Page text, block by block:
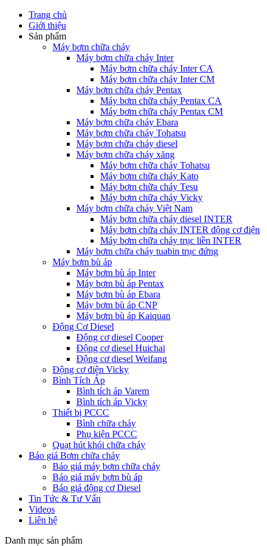
Trang chủ
Giới thiệu
Sản phẩm
Máy bơm chữa cháy
Máy bơm chữa cháy Inter
Máy bơm chữa cháy Inter CA
Máy bơm chữa cháy Inter CM
Máy bơm chữa cháy Pentax
Máy bơm chữa cháy Pentax CA
Máy bơm chữa cháy Pentax CM
Máy bơm chữa cháy Ebara
Máy bơm chữa cháy Tohatsu
Máy bơm chữa cháy diesel
Máy bơm chữa cháy xăng
Máy bơm chữa cháy Tohatsu
Máy bơm chữa cháy Kato
Máy bơm chữa cháy Tesu
Máy bơm chữa cháy Vicky
Máy bơm chữa cháy Việt Nam
Máy bơm chữa cháy diesel INTER
Máy bơm chữa cháy INTER động cơ điện
Máy bơm chữa cháy trục liền INTER
Máy bơm chữa cháy tuabin trục đứng
Máy bơm bù áp
Máy bơm bù áp Inter
Máy bơm bù áp Pentax
Máy bơm bù áp Ebara
Máy bơm bù áp CNP
Máy bơm bù áp Kaiquan
Động Cơ Diesel
Động cơ diesel Cooper
Động cơ diesel Huichai
Động cơ diesel Weifang
Động cơ điện Vicky
Bình Tích Áp
Bình tích áp Varem
Bình tích áp Vicky
Thiết bị PCCC
Bình chữa cháy
Phụ kiện PCCC
Quạt hút khói chữa cháy
Báo giá Bơm chữa cháy
Báo giá máy bơm chữa cháy
Báo giá máy bơm bù áp
Báo giá động cơ Diesel
Tin Tức & Tư Vấn
Videos
Liên hệ
Danh mục sản phẩm